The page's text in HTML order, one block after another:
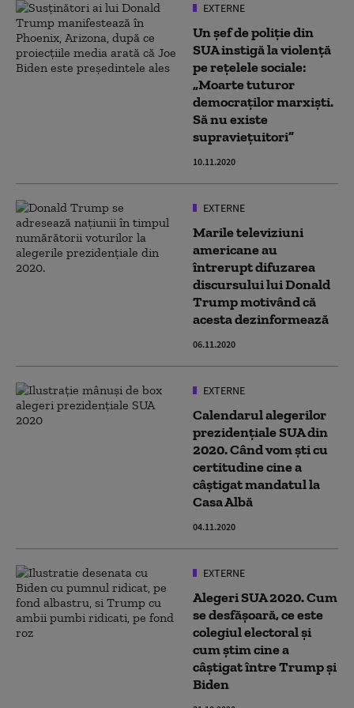
EXTERNE
Un șef de poliție din
SUA instigă la violență
pe rețelele sociale:
„Moarte tuturor
democraților marxiști.
Să nu existe
supraviețuitori”
10.11.2020
EXTERNE
Marile televiziuni
americane au
întrerupt difuzarea
discursului lui Donald
Trump motivând că
acesta dezinformează
06.11.2020
EXTERNE
Calendarul alegerilor
prezidențiale SUA din
2020. Când vom ști cu
certitudine cine a
câștigat mandatul la
Casa Albă
04.11.2020
EXTERNE
Alegeri SUA 2020. Cum
se desfășoară, ce este
colegiul electoral și
cum știm cine a
câștigat între Trump și
Biden